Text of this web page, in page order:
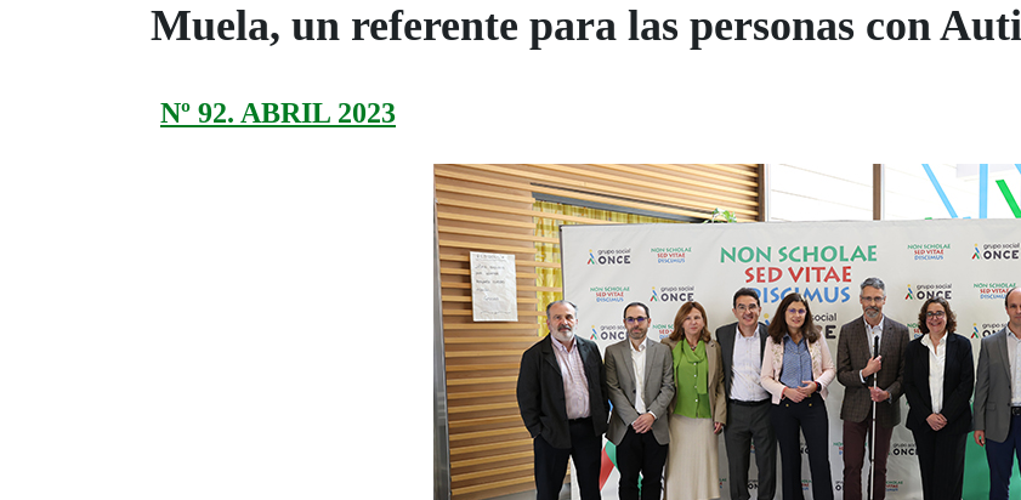
Muela, un referente para las personas con
Nº 92. ABRIL 2023